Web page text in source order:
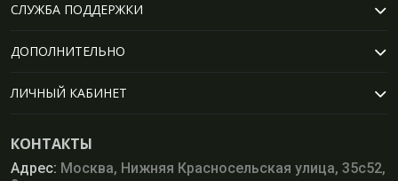
СЛУЖБА ПОДДЕРЖКИ
ДОПОЛНИТЕЛЬНО
ЛИЧНЫЙ КАБИНЕТ
КОНТАКТЫ
Адрес: Москва, Нижняя Красносельская улица, 35с52,